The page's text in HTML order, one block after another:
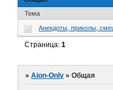
Тема
Анекдоты, приколы,
Страница:1
»Aion-Only »Общая